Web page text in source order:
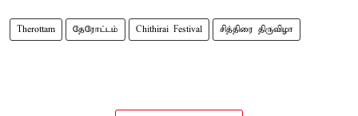
Therottam தேரோட்டம் Chithirai Festival சித்திரை திருவிழா